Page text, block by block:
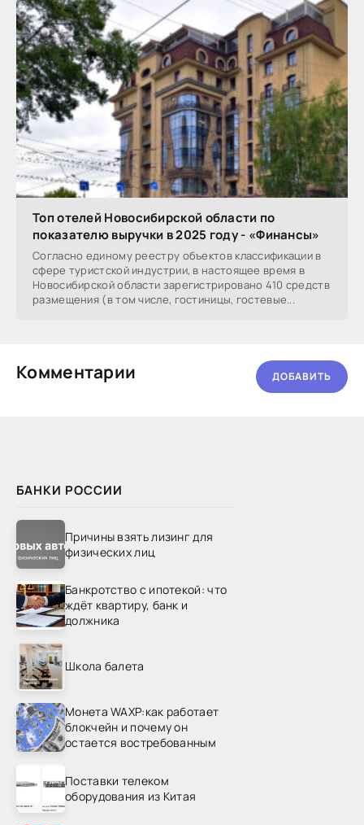
БАНКИ РОССИИ
Причины взять лизинг для
физических лиц
Банкротство с ипотекой: что
ждёт квартиру, банк и
должника
Школа балета
Монета WAXP:как работает
блокчейн и почему он
остается востребованным
Поставки телеком
оборудования из Китая
Топ отелей Новосибирской области по
показателю выручки в 2025 году - «Финансы»
Согласно единому реестру объектов классификации в
сфере туристской индустрии, в настоящее время в
Новосибирской области зарегистрировано 410 средств
размещения (в том числе, гостиницы, гостевые...
Комментарии ДОБАВИТЬ